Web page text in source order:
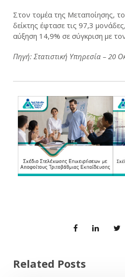
Στον τομέα της Μεταποίησης,
δείκτης έφτασε τις 97,3
αύξηση 14,9% σε σύγκριση με
Πηγή: Στατιστική Υπηρεσία – 20
Related Posts